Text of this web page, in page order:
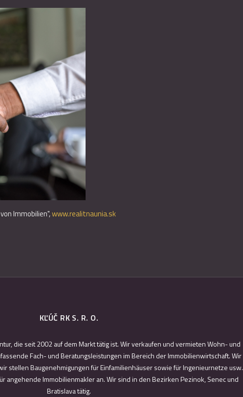
Immobilien",www.realitnaunia.sk
KĽÚČ RK S. R. O.
die seit 2002 auf dem Markt tätig ist. Wir verkaufen und vermieten Wohn- und
Fach- und Beratungsleistungen im Bereich der Immobilienwirtschaft. Wir
stellen Baugenehmigungen für Einfamilienhäuser sowie für Ingenieurnetze usw.
angehende Immobilienmakler an. Wir sind in den Bezirken Pezinok, Senec und
Bratislava tätig.